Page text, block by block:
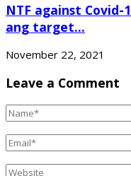
NTF against
ang target...
November 22, 2021
Leave a Comment